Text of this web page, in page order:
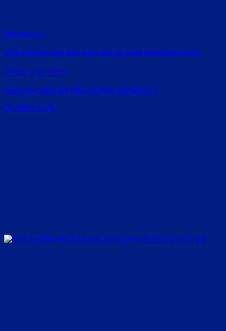
Rate this post
Bí kíp chụp ảnh chân dung ngoại cảnh cho người không biết tạo dáng
Tháng 3 30, 2026
Danh mụcÁnh sángBố cụcMàu sắcCảm [...]
Đã kiểm duyệt